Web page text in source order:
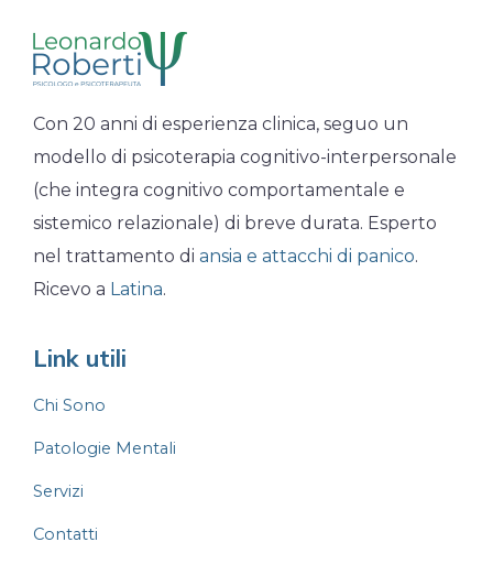
Con 20 anni di esperienza clinica, seguo un
modello di psicoterapia cognitivo-interpersonale
(che integra cognitivo comportamentale e
sistemico relazionale) di breve durata. Esperto
nel trattamento di ansia e attacchi di panico.
Ricevo a Latina.
Link utili
Chi Sono
Patologie Mentali
Servizi
Contatti